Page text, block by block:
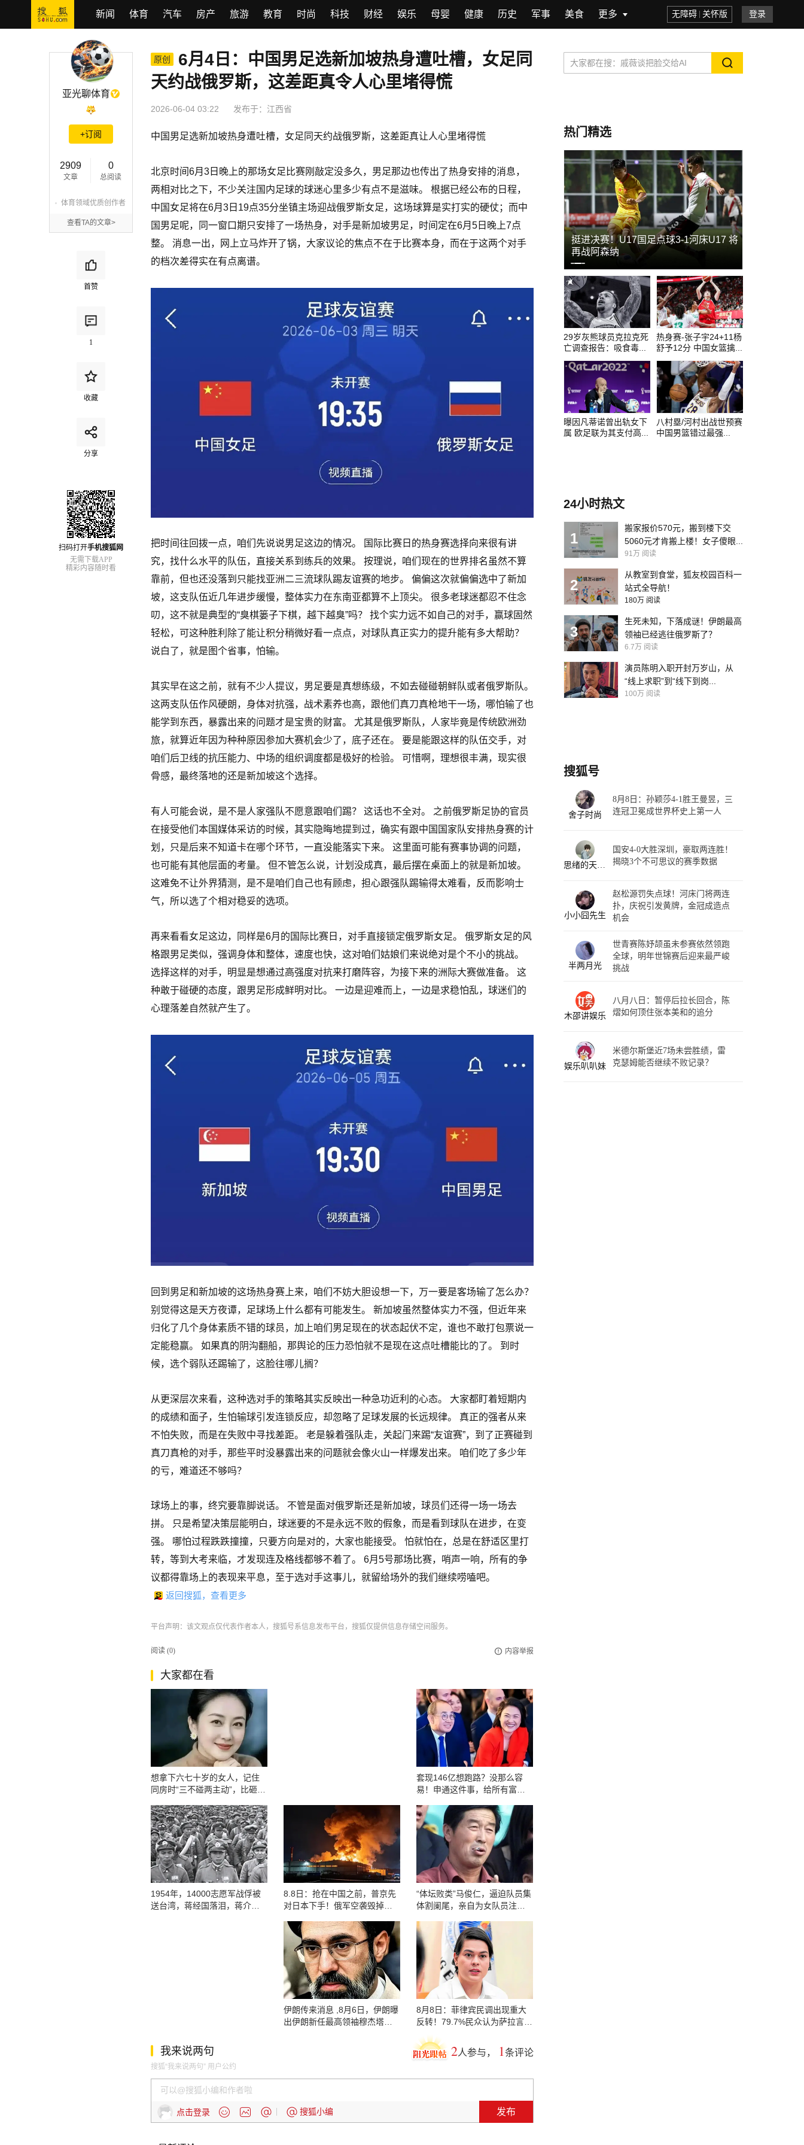
新闻 体育 汽车 房产 旅游 教育 时尚 科技 财经 娱乐 母婴 健康 历史 军事 美食 更多 无障碍 关怀版 登录
6月4日：中国男足选新加坡热身遭吐槽，女足同天约战俄罗斯，这差距真令人心里堵得慌
亚光聊体育
+订阅
2909
文章
0
总阅读
体育领域优质创作者
查看TA的文章>
首赞
1
收藏
分享
扫码打开手机搜狐网
无需下载APP
精彩内容随时看
原创
6月4日：中国男足选新加坡热身遭吐槽，女足同
天约战俄罗斯，这差距真令人心里堵得慌
2026-06-04 03:22 发布于： 江西省
中国男足选新加坡热身遭吐槽，女足同天约战俄罗斯，这差距真让人心里堵得慌
北京时间6月3日晚上的那场女足比赛刚敲定没多久，男足那边也传出了热身安排的消息，
两相对比之下，不少关注国内足球的球迷心里多少有点不是滋味。 根据已经公布的日程，
中国女足将在6月3日19点35分坐镇主场迎战俄罗斯女足，这场球算是实打实的硬仗；而中
国男足呢，同一窗口期只安排了一场热身，对手是新加坡男足，时间定在6月5日晚上7点
整。 消息一出，网上立马炸开了锅，大家议论的焦点不在于比赛本身，而在于这两个对手
的档次差得实在有点离谱。
把时间往回拨一点，咱们先说说男足这边的情况。 国际比赛日的热身赛选择向来很有讲
究，找什么水平的队伍，直接关系到练兵的效果。 按理说，咱们现在的世界排名虽然不算
靠前，但也还没落到只能找亚洲二三流球队踢友谊赛的地步。 偏偏这次就偏偏选中了新加
坡，这支队伍近几年进步缓慢，整体实力在东南亚都算不上顶尖。 很多老球迷都忍不住念
叨，这不就是典型的“臭棋篓子下棋，越下越臭”吗？ 找个实力远不如自己的对手，赢球固然
轻松，可这种胜利除了能让积分稍微好看一点点，对球队真正实力的提升能有多大帮助？
说白了，就是图个省事，怕输。
其实早在这之前，就有不少人提议，男足要是真想练级，不如去碰碰朝鲜队或者俄罗斯队。
这两支队伍作风硬朗，身体对抗强，战术素养也高，跟他们真刀真枪地干一场，哪怕输了也
能学到东西，暴露出来的问题才是宝贵的财富。 尤其是俄罗斯队，人家毕竟是传统欧洲劲
旅，就算近年因为种种原因参加大赛机会少了，底子还在。 要是能跟这样的队伍交手，对
咱们后卫线的抗压能力、中场的组织调度都是极好的检验。 可惜啊，理想很丰满，现实很
骨感，最终落地的还是新加坡这个选择。
有人可能会说，是不是人家强队不愿意跟咱们踢？ 这话也不全对。 之前俄罗斯足协的官员
在接受他们本国媒体采访的时候，其实隐晦地提到过，确实有跟中国国家队安排热身赛的计
划，只是后来不知道卡在哪个环节，一直没能落实下来。 这里面可能有赛事协调的问题，
也可能有其他层面的考量。 但不管怎么说，计划没成真，最后摆在桌面上的就是新加坡。
这难免不让外界猜测，是不是咱们自己也有顾虑，担心跟强队踢输得太难看，反而影响士
气，所以选了个相对稳妥的选项。
再来看看女足这边，同样是6月的国际比赛日，对手直接锁定俄罗斯女足。 俄罗斯女足的风
格跟男足类似，强调身体和整体，速度也快，这对咱们姑娘们来说绝对是个不小的挑战。
选择这样的对手，明显是想通过高强度对抗来打磨阵容，为接下来的洲际大赛做准备。 这
种敢于碰硬的态度，跟男足形成鲜明对比。 一边是迎难而上，一边是求稳怕乱，球迷们的
心理落差自然就产生了。
回到男足和新加坡的这场热身赛上来，咱们不妨大胆设想一下，万一要是客场输了怎么办？
别觉得这是天方夜谭，足球场上什么都有可能发生。 新加坡虽然整体实力不强，但近年来
归化了几个身体素质不错的球员，加上咱们男足现在的状态起伏不定，谁也不敢打包票说一
定能稳赢。 如果真的阴沟翻船，那舆论的压力恐怕就不是现在这点吐槽能比的了。 到时
候，选个弱队还踢输了，这脸往哪儿搁？
从更深层次来看，这种选对手的策略其实反映出一种急功近利的心态。 大家都盯着短期内
的成绩和面子，生怕输球引发连锁反应，却忽略了足球发展的长远规律。 真正的强者从来
不怕失败，而是在失败中寻找差距。 老是躲着强队走，关起门来踢“友谊赛”，到了正赛碰到
真刀真枪的对手，那些平时没暴露出来的问题就会像火山一样爆发出来。 咱们吃了多少年
的亏，难道还不够吗？
球场上的事，终究要靠脚说话。 不管是面对俄罗斯还是新加坡，球员们还得一场一场去
拼。 只是希望决策层能明白，球迷要的不是永远不败的假象，而是看到球队在进步，在变
强。 哪怕过程跌跌撞撞，只要方向是对的，大家也能接受。 怕就怕在，总是在舒适区里打
转，等到大考来临，才发现连及格线都够不着了。 6月5号那场比赛，哨声一响，所有的争
议都得靠场上的表现来平息，至于选对手这事儿，就留给场外的我们继续唠嗑吧。
返回搜狐，查看更多
平台声明：该文观点仅代表作者本人，搜狐号系信息发布平台，搜狐仅提供信息存储空间服务。
阅读 (0) 内容举报
大家都在看
想拿下六七十岁的女人，记住
同房时“三不碰两主动”，比砸钱
套现146亿想跑路？没那么容
易！申通这件事，给所有富豪
1954年，14000志愿军战俘被
送台湾，蒋经国落泪，蒋介石
8.8日：抢在中国之前，普京先
对日本下手！俄军空袭毁掉丰
“体坛败类”马俊仁，逼迫队员集
体割阑尾，亲自为女队员注射
伊朗传来消息 ,8月6日，伊朗曝
出伊朗新任最高领袖穆杰塔巴·
8月8日：菲律宾民调出现重大
反转！79.7%民众认为萨拉言论
我来说两句 2人参与， 1 条评论
搜狐“我来说两句” 用户公约
点击登录 搜狐小编 发布
热门精选
国乒男单全军覆没！4人出战WTT横滨
冠军赛均无缘八强
挺进决赛！U17国足点球3-1河床U17 将
再战阿森纳
012
29岁灰熊球员克拉克死
亡调查报告：吸食毒...
热身赛-张子宇24+11杨
舒予12分 中国女篮擒...
曝因凡蒂诺曾出轨女下
属 欧足联为其支付高...
八村塁/河村出战世预赛
中国男篮错过最强...
24小时热文
1
搬家报价570元，搬到楼下交
5060元才肯搬上楼！女子傻眼...
91万 阅读
2
从教室到食堂，狐友校园百科一
站式全导航！
180万 阅读
3
生死未知，下落成谜！伊朗最高
领袖已经逃往俄罗斯了？
6.7万 阅读
演员陈明入职开封万岁山，从
“线上求职”到“线下到岗...
100万 阅读
搜狐号
舍子时尚
8月8日：孙颖莎4-1胜王曼昱，三
连冠卫冕成世界杯史上第一人
思绪的天空2023
国安4-0大胜深圳，豪取两连胜！
揭晓3个不可思议的赛季数据
小小囧先生
赵松源罚失点球！河床门将两连
扑，庆祝引发黄牌，金冠成造点
机会
半两月光
世青赛陈妤颉虽未参赛依然领跑
全球，明年世锦赛后迎来最严峻
挑战
木邵讲娱乐
八月八日：暂停后拉长回合，陈
熠如何顶住张本美和的追分
娱乐叭叭妹
米德尔斯堡近7场未尝胜绩，雷
克瑟姆能否继续不败记录？